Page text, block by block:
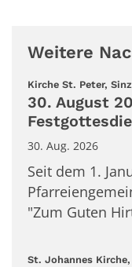
Weitere
Kirche St. Peter,
30. August
30. Aug. 2026
Seit dem 1.
"Zum Guten
St. Johannes